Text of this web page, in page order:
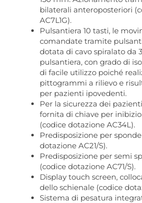
bilaterali anteroposteriori
AC7L1G).
Pulsantiera 10 tasti, le
comandate tramite
dotata di cavo spiralato da
pulsantiera, con grado di
di facile utilizzo poiché
pittogrammi a rilievo e
per pazienti ipovedenti.
Per la sicurezza dei
fornita di chiave per
(codice dotazione AC34L).
Predisposizione per
dotazione AC21/S).
Predisposizione per semi
(codice dotazione AC71/S).
Display touch screen,
dello schienale (codice
Sistema di pesatura